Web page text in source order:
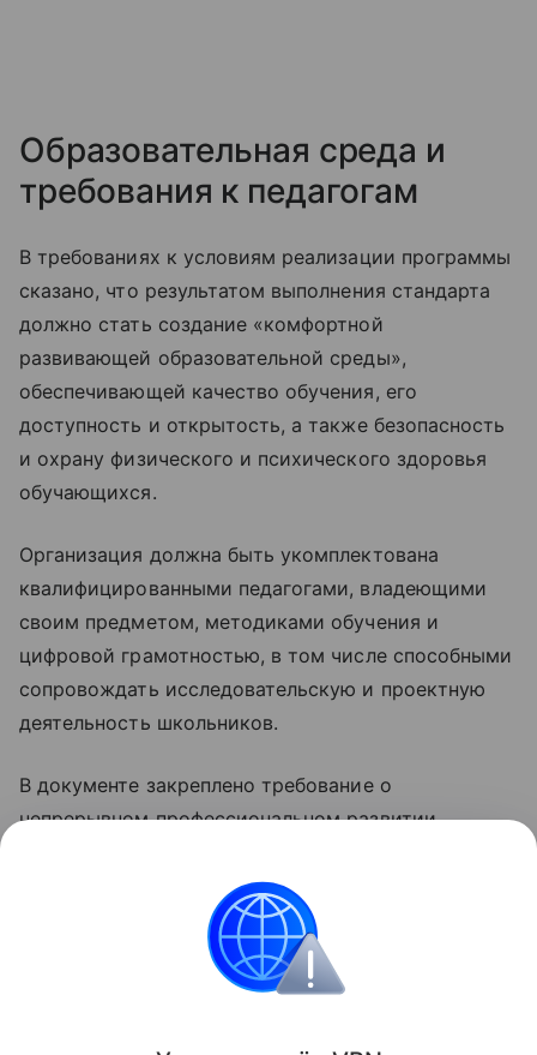
Образовательная среда и
требования к педагогам
В требованиях к условиям реализации программы
сказано, что результатом выполнения стандарта
должно стать создание «комфортной
развивающей образовательной среды»,
обеспечивающей качество обучения, его
доступность и открытость, а также безопасность
и охрану физического и психического здоровья
обучающихся.
Организация должна быть укомплектована
квалифицированными педагогами, владеющими
своим предметом, методиками обучения и
цифровой грамотностью, в том числе способными
сопровождать исследовательскую и проектную
деятельность школьников.
В документе закреплено требование о
непрерывном профессиональном развитии
программы они должны осваивать не реже одного